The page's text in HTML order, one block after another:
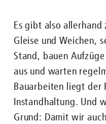
Es gibt also
Gleise und Weichen,
Stand, bauen
aus und warten
Bauarbeiten liegt der
Instandhaltung. Und
Grund: Damit wir